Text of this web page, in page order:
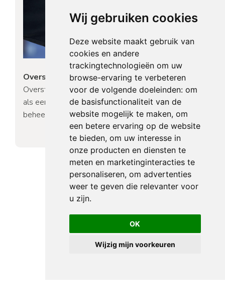
Wij gebruiken cookies
Deze website maakt gebruik van
cookies en andere
trackingtechnologieën om uw
browse-ervaring te verbeteren
voor de volgende doeleinden: om
de basisfunctionaliteit van de
website mogelijk te maken, om
een betere ervaring op de website
te bieden, om uw interesse in
onze producten en diensten te
meten en marketinginteracties te
personaliseren, om advertenties
weer te geven die relevanter voor
u zijn.
OK
Wijzig mijn voorkeuren
Overstap service
Overstappen van VvE-beheerder wordt vaak gezien
als een ingewikkeld proces, maar bij W&D VvE
beheer bewijzen we dat het anders kan.
Lees meer..